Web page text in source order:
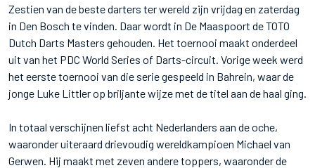
Zestien van de beste darters ter wereld zijn vrijdag en zaterdag
in Den Bosch te vinden. Daar wordt in De Maaspoort de TOTO
Dutch Darts Masters gehouden. Het toernooi maakt onderdeel
uit van het PDC World Series of Darts-circuit. Vorige week werd
het eerste toernooi van die serie gespeeld in Bahrein, waar de
jonge Luke Littler op briljante wijze met de titel aan de haal ging.
In totaal verschijnen liefst acht Nederlanders aan de oche,
waaronder uiteraard drievoudig wereldkampioen Michael van
Gerwen. Hij maakt met zeven andere toppers, waaronder de